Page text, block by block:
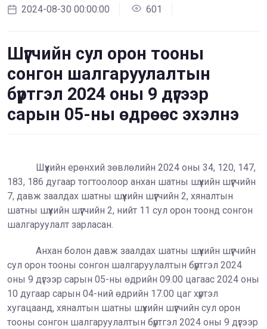
2024-08-30 00:00:00 601
Шүүгчийн сул орон тооны
сонгон шалгаруулалтын
бүртгэл 2024 оны 9 дүгээр
сарын 05-ны өдрөөс эхэлнэ
Шүүхийн ерөнхий зөвлөлийн 2024 оны 34, 120, 147,
183, 186 дугаар тогтоолоор анхан шатны шүүхийн шүүгчийн
7, давж заалдах шатны шүүхийн шүүгчийн 2, хяналтын
шатны шүүхийн шүүгчийн 2, нийт 11 сул орон тоонд сонгон
шалгаруулалт зарласан.
Анхан болон давж заалдах шатны шүүхийн шүүгчийн
сул орон тооны сонгон шалгаруулалтын бүртгэл 2024
оны 9 дүгээр сарын 05-ны өдрийн 09.00 цагаас 2024 оны
10 дугаар сарын 04-ний өдрийн 17.00 цаг хүртэл
хугацаанд, хяналтын шатны шүүхийн шүүгчийн сул орон
тооны сонгон шалгаруулалтын бүртгэл 2024 оны 9 дүгээр